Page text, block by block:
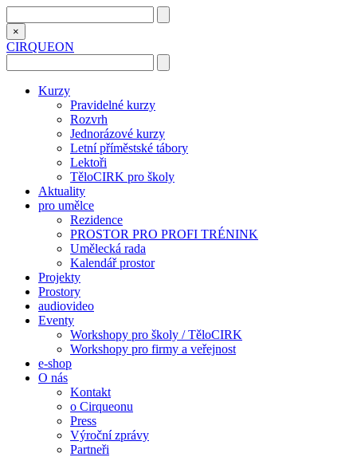
×
CIRQUEON
Kurzy
Pravidelné kurzy
Rozvrh
Jednorázové kurzy
Letní příměstské tábory
Lektoři
TěloCIRK pro školy
Aktuality
pro umělce
Rezidence
PROSTOR PRO PROFI TRÉNINK
Umělecká rada
Kalendář prostor
Projekty
Prostory
audiovideo
Eventy
Workshopy pro školy / TěloCIRK
Workshopy pro firmy a veřejnost
e-shop
O nás
Kontakt
o Cirqueonu
Press
Výroční zprávy
Partneři